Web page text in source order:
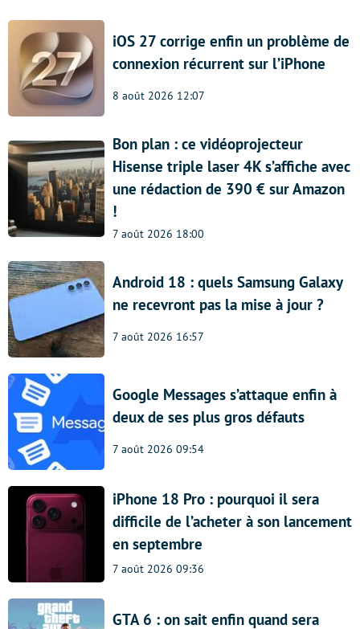
iOS 27 corrige enfin un problème de
connexion récurrent sur l’iPhone
8 août 2026 12:07
Bon plan : ce vidéoprojecteur
Hisense triple laser 4K s’affiche avec
une rédaction de 390 € sur Amazon
!
7 août 2026 18:00
Android 18 : quels Samsung Galaxy
ne recevront pas la mise à jour ?
7 août 2026 16:57
Google Messages s’attaque enfin à
deux de ses plus gros défauts
7 août 2026 09:54
iPhone 18 Pro : pourquoi il sera
difficile de l’acheter à son lancement
en septembre
7 août 2026 09:36
GTA 6 : on sait enfin quand sera